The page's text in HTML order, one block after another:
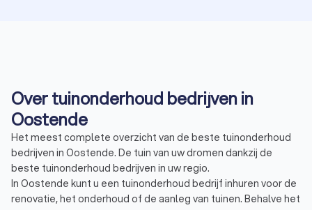
Over tuinonderhoud bedrijven in
Oostende
Het meest complete overzicht van de beste tuinonderhoud
bedrijven in Oostende. De tuin van uw dromen dankzij de
beste tuinonderhoud bedrijven in uw regio.
In Oostende kunt u een tuinonderhoud bedrijf inhuren voor de
renovatie, het onderhoud of de aanleg van tuinen. Behalve het